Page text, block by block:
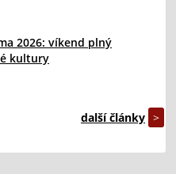
2026: víkend plný
kultury
další články >